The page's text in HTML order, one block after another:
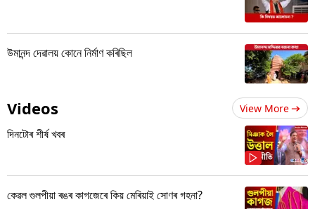
উমানন্দ দেৱালয় কোনে নিৰ্মাণ কৰিছিল
Videos View More
দিনটোৰ শীৰ্ষ খবৰ
কেৱল গুলপীয়া ৰঙৰ কাগজেৰে কিয় মেৰিয়াই সোণৰ গহনা?